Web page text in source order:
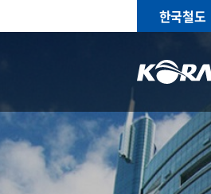
한국철도
CEO